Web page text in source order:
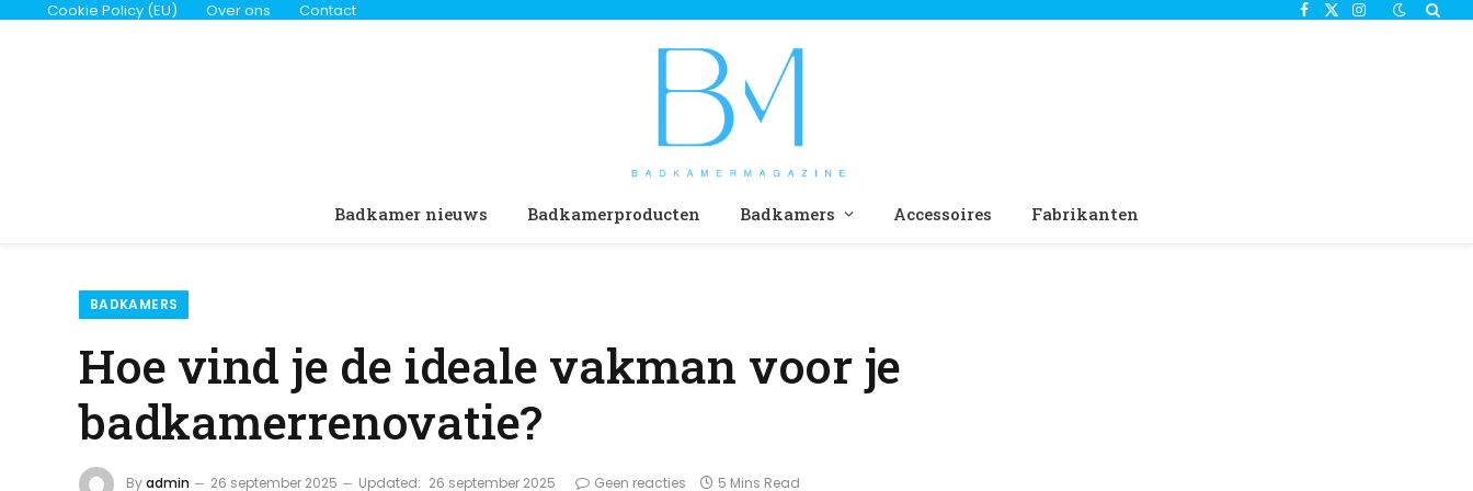
Cookie Policy (EU) Over ons Contact Facebook
X
Instagram
Badkamer nieuws Badkamerproducten Badkamers Accessoires Fabrikanten
BADKAMERS
Hoe vind je de ideale vakman voor je
badkamerrenovatie?
Byadmin 26 september 2025 Updated: 26 september 2025 Geen reacties 5 Mins Read